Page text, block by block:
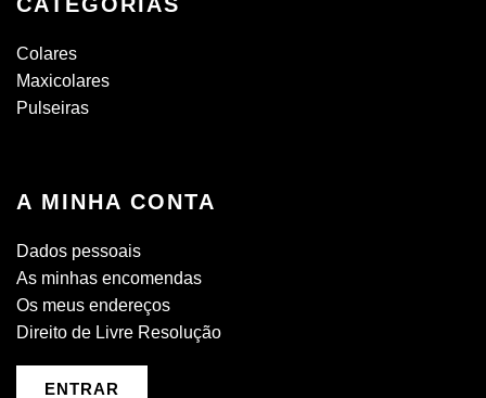
Colares
Maxicolares
Pulseiras
A MINHA CONTA
Dados pessoais
As minhas encomendas
Os meus endereços
Direito de Livre Resolução
ENTRAR